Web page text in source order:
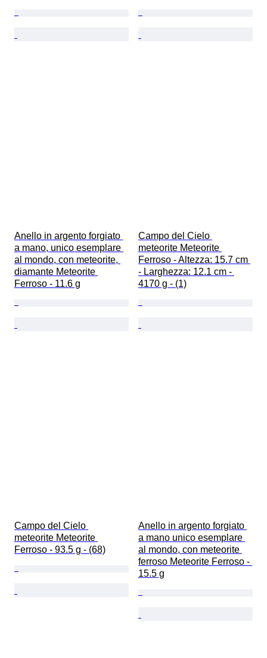
Anello in argento forgiato
a mano, unico esemplare
al mondo, con meteorite,
diamante Meteorite
Ferroso - 11.6 g
Campo del Cielo
meteorite Meteorite
Ferroso - Altezza: 15.7 cm
- Larghezza: 12.1 cm -
4170 g - (1)
Campo del Cielo
meteorite Meteorite
Ferroso - 93.5 g - (68)
Anello in argento forgiato
a mano unico esemplare
al mondo, con meteorite
ferroso Meteorite Ferroso -
15.5 g